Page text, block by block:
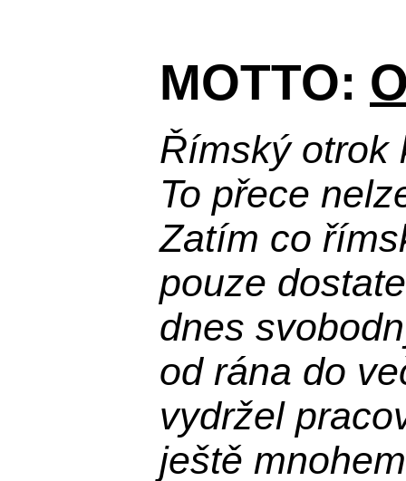
MOTTO:
Římský otrok
To přece
Zatím co
pouze
dnes
od rána do
vydržel
ještě